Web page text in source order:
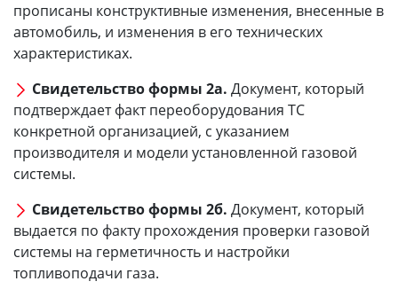
прописаны конструктивные изменения, внесенные в
автомобиль, и изменения в его технических
характеристиках.
Свидетельство формы 2а. Документ, который
подтверждает факт переоборудования ТС
конкретной организацией, с указанием
производителя и модели установленной газовой
системы.
Свидетельство формы 2б. Документ, который
выдается по факту прохождения проверки газовой
системы на герметичность и настройки
топливоподачи газа.